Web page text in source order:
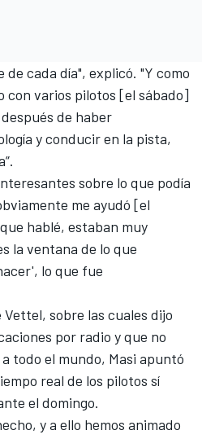
de cada día", explicó. "Y como
con varios pilotos [el sábado]
de haber
y conducir en la pista,
sobre lo que podía
me ayudó [el
hablé, estaban muy
la ventana de lo que
lo que fue
Vettel, sobre las cuales dijo
por radio y que no
todo el mundo, Masi apuntó
real de los pilotos sí
el domingo.
y a ello hemos animado